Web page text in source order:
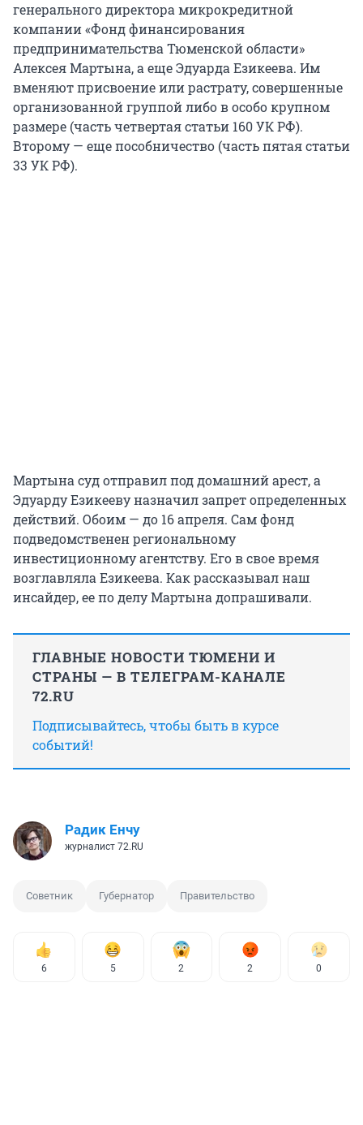
генерального директора микрокредитной
компании «Фонд финансирования
предпринимательства Тюменской области»
Алексея Мартына, а еще Эдуарда Езикеева. Им
вменяют присвоение или растрату, совершенные
организованной группой либо в особо крупном
размере (часть четвертая статьи 160 УК РФ).
Второму — еще пособничество (часть пятая статьи
33 УК РФ).
Мартына суд отправил под домашний арест, а
Эдуарду Езикееву назначил запрет определенных
действий. Обоим — до 16 апреля. Сам фонд
подведомственен региональному
инвестиционному агентству. Его в свое время
возглавляла Езикеева. Как рассказывал наш
инсайдер, ее по делу Мартына допрашивали.
ГЛАВНЫЕ НОВОСТИ ТЮМЕНИ И
СТРАНЫ — В ТЕЛЕГРАМ-КАНАЛЕ
72.RU
Подписывайтесь, чтобы быть в курсе
событий!
Радик Енчу
журналист 72.RU
Советник Губернатор Правительство
6 5 2 2 0